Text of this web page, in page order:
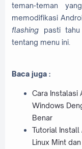
teman-teman
memodifikasi
flashing pasti
tentang menu ini.
Baca juga :
Cara Instalasi
Windows
Benar
Tutorial Install
Linux Mint dan